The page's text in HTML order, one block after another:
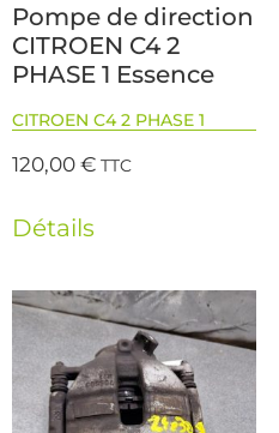
Pompe de direction
CITROEN C4 2
PHASE 1 Essence
CITROEN C4 2 PHASE 1
120,00€ TTC
Détails